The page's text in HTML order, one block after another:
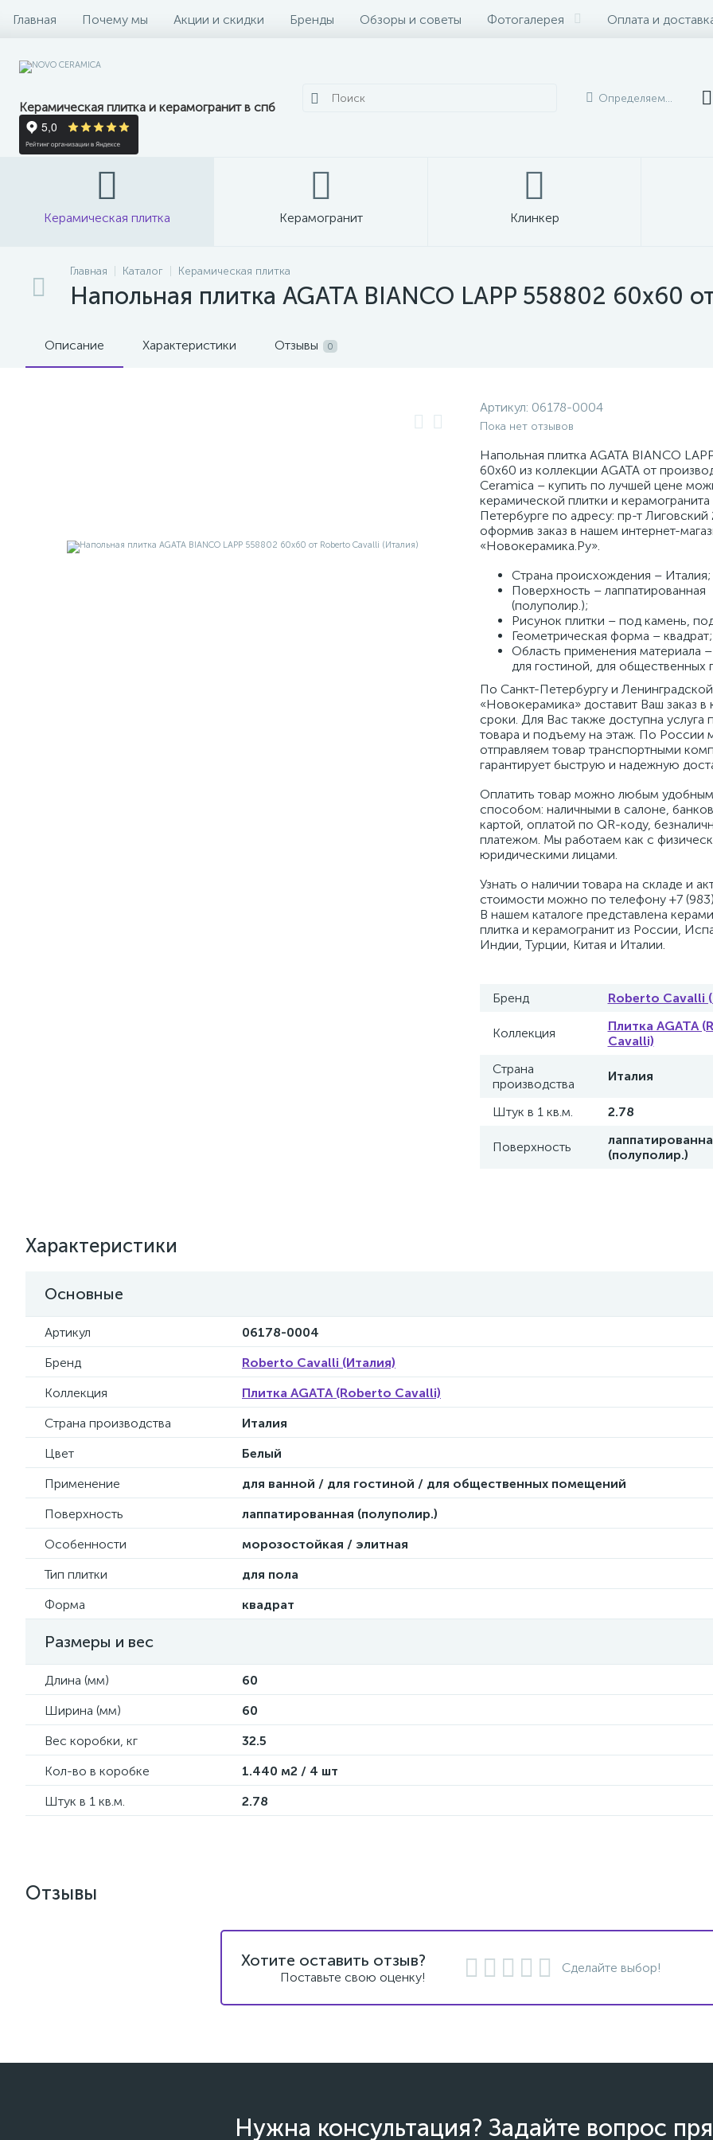
Главная Почему мы Акции и скидки Бренды Обзоры и советы Фотогалерея Оплата и
Керамическая плитка и керамогранит в спб
Определяем...
Керамическая плитка Керамогранит Клинкер
Главная Каталог Керамическая плитка
Напольная плитка AGATA BIANCO LAPP 558802 60x60
Описание Характеристики Отзывы 0
Артикул: 06178-0004
Пока нет отзывов
Напольная плитка AGATA BIANCO
60x60 из коллекции AGATA от
Ceramica – купить по лучшей цене
керамической плитки и керамогранита
Петербурге по адресу: пр-т
оформив заказ в нашем интернет-
«Новокерамика.Ру».
Страна происхождения – Италия;
Поверхность – лаппатированная
(полуполир.);
Рисунок плитки – под камень,
Геометрическая форма – квадрат;
Область применения материала
для гостиной, для
По Санкт-Петербургу и
«Новокерамика» доставит Ваш заказ в
сроки. Для Вас также доступна услуга
товара и подъему на этаж. По России
отправляем товар транспортными
гарантирует быструю и надежную
Оплатить товар можно любым
способом: наличными в салоне,
картой, оплатой по QR-коду,
платежом. Мы работаем как с
юридическими лицами.
Узнать о наличии товара на складе и
стоимости можно по телефону +7
В нашем каталоге представлена
плитка и керамогранит из России,
Индии, Турции, Китая и Италии.
Бренд Roberto Cavalli
Коллекция
Плитка AGATA
Cavalli)
Страна
производства
Италия
Штук в 1 кв.м. 2.78
Поверхность
(полуполир.)
Характеристики
Основные
Артикул
06178-0004
Бренд
Roberto Cavalli (Италия)
Коллекция
Плитка AGATA (Roberto Cavalli)
Страна производства
Италия
Цвет
Белый
Применение
для ванной / для гостиной / для общественных помещений
Поверхность
лаппатированная (полуполир.)
Особенности
морозостойкая / элитная
Тип плитки
для пола
Форма
квадрат
Размеры и вес
Длина (мм)
60
Ширина (мм)
60
Вес коробки, кг
32.5
Кол-во в коробке
1.440 м2 / 4 шт
Штук в 1 кв.м.
2.78
Отзывы
Хотите оставить отзыв?
Поставьте свою оценку!
Сделайте выбор!
Нужна консультация? Задайте вопрос